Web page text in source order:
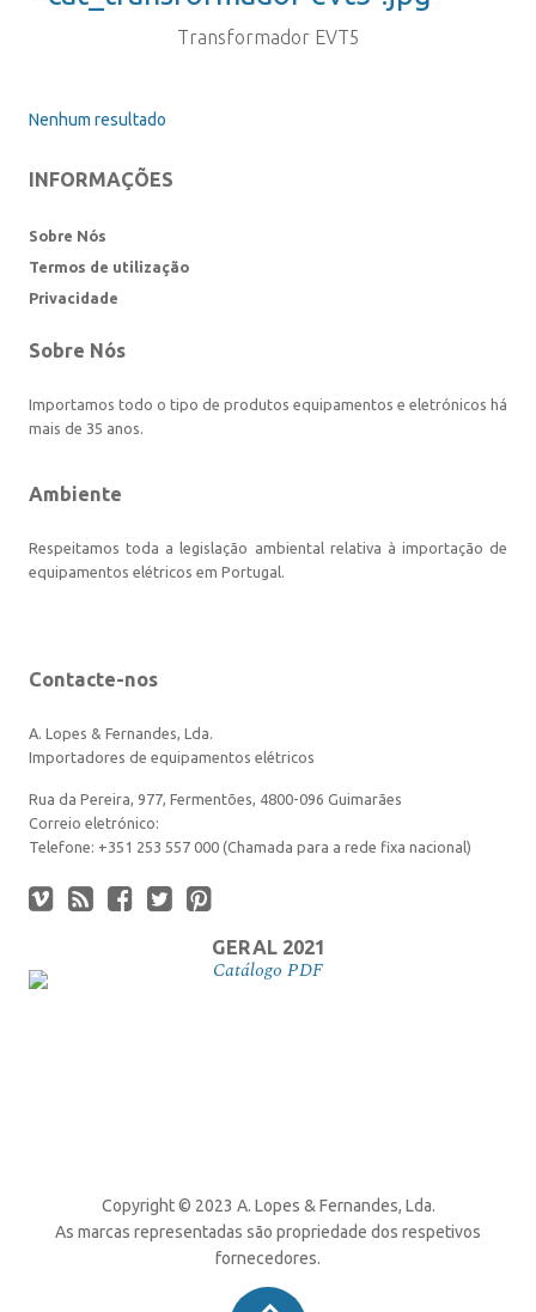
Transformador EVT5
Nenhum resultado
INFORMAÇÕES
Sobre Nós
Termos de utilização
Privacidade
Sobre Nós
Importamos todo o tipo de produtos equipamentos e eletrónicos há
mais de 35 anos.
Ambiente
Respeitamos toda a legislação ambiental relativa à importação de
equipamentos elétricos em Portugal.
Contacte-nos
A. Lopes & Fernandes, Lda.
Importadores de equipamentos elétricos
Rua da Pereira, 977, Fermentões, 4800-096 Guimarães
Correio eletrónico:
Telefone: +351 253 557 000 (Chamada para a rede fixa nacional)
GERAL 2021
Catálogo PDF
Copyright © 2023 A. Lopes & Fernandes, Lda.
As marcas representadas são propriedade dos respetivos
fornecedores.